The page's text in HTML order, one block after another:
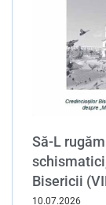
Să-L
Bisericii
10.07.2026